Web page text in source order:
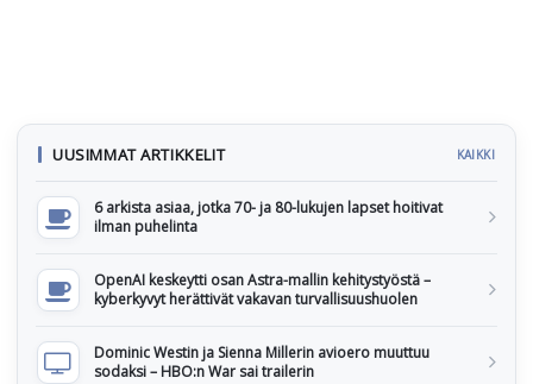
UUSIMMAT ARTIKKELIT KAIKKI
6 arkista asiaa, jotka 70- ja 80-lukujen lapset hoitivat
ilman puhelinta
OpenAI keskeytti osan Astra-mallin kehitystyöstä –
kyberkyvyt herättivät vakavan turvallisuushuolen
Dominic Westin ja Sienna Millerin avioero muuttuu
sodaksi – HBO:n War sai trailerin